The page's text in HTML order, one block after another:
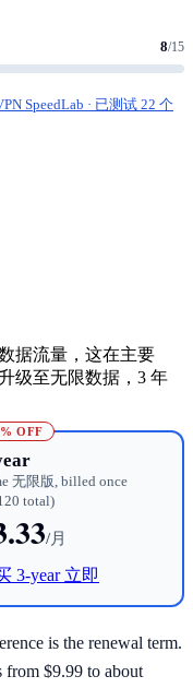
8/15
SpeedLab · 已测试 22 个
据流量，这在主要
级至无限数据，3 年
OFF
无限版, billed once
total)
/月
3-year 立即
is the renewal term.
from $9.99 to about